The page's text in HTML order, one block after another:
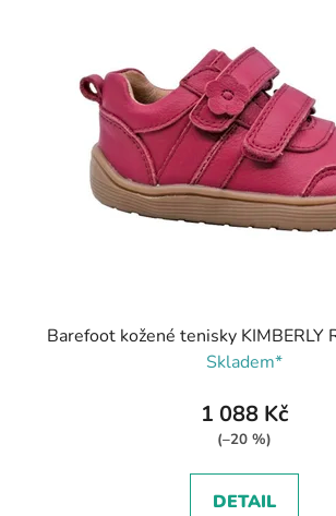
Barefoot kožené tenisky KIMBERLY
Skladem*
1 088 Kč
(–20 %)
DETAIL